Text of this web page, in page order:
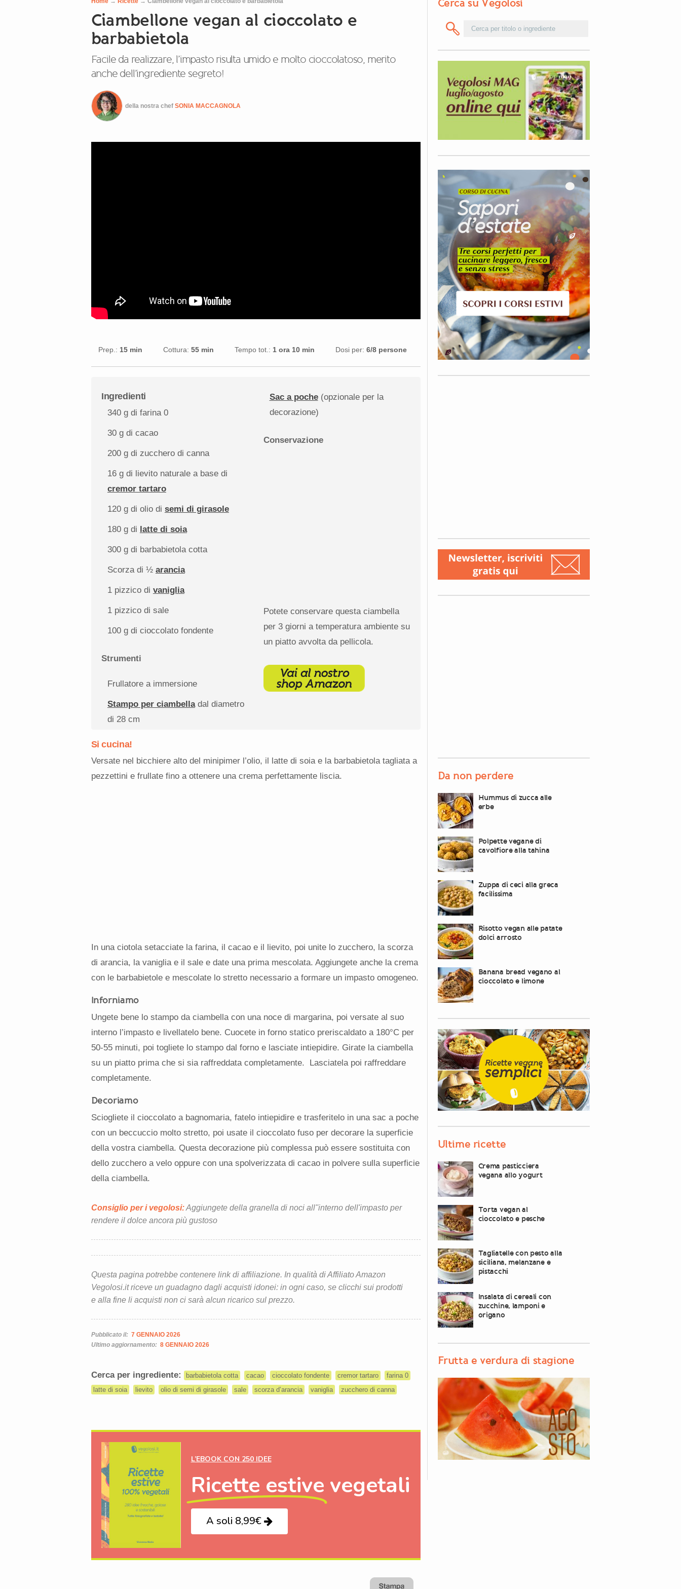
Ciambellone vegan al cioccolato e
barbabietola
Facile da realizzare, l’impasto risulta umido e molto cioccolatoso, merito
anche dell’ingrediente segreto!
della nostra chef SONIA MACCAGNOLA
Prep.: 15 min Cottura: 55 min Tempo tot.: 1 ora 10 min Dosi per: 6/8 persone
Ingredienti
340 gdi farina 0
30 gdi cacao
200 gdi zucchero di canna
16 gdi lievito naturale a base di
cremor tartaro
120 gdi olio di semi di girasole
180 gdi latte di soia
300 gdi barbabietola cotta
Scorza di ½ arancia
1pizzico di vaniglia
1pizzico di sale
100 gdi cioccolato fondente
Strumenti
Frullatore a immersione
Stampo per ciambelladal diametro
di 28 cm
Sac a poche(opzionale per la
decorazione)
Conservazione
Potete conservare questa ciambella
per 3 giorni a temperatura ambiente su
un piatto avvolta da pellicola.
Si cucina!
Versate nel bicchiere alto del minipimer l’olio, il latte di soia e la barbabietola tagliata a
pezzettini e frullate fino a ottenere una crema perfettamente liscia.
In una ciotola setacciate la farina, il cacao e il lievito, poi unite lo zucchero, la scorza
di arancia, la vaniglia e il sale e date una prima mescolata. Aggiungete anche la crema
con le barbabietole e mescolate lo stretto necessario a formare un impasto omogeneo.
Inforniamo
Ungete bene lo stampo da ciambella con una noce di margarina, poi versate al suo
interno l’impasto e livellatelo bene. Cuocete in forno statico preriscaldato a 180°C per
50-55 minuti, poi togliete lo stampo dal forno e lasciate intiepidire. Girate la ciambella
su un piatto prima che si sia raffreddata completamente. Lasciatela poi raffreddare
completamente.
Decoriamo
Sciogliete il cioccolato a bagnomaria, fatelo intiepidire e trasferitelo in una sac a poche
con un beccuccio molto stretto, poi usate il cioccolato fuso per decorare la superficie
della vostra ciambella. Questa decorazione più complessa può essere sostituita con
dello zucchero a velo oppure con una spolverizzata di cacao in polvere sulla superficie
della ciambella.
Consiglio per i vegolosi:Aggiungete della granella di noci all''interno dell'impasto per
rendere il dolce ancora più gustoso
Questa pagina potrebbe contenere link di affiliazione. In qualità di Affiliato Amazon
Vegolosi.it riceve un guadagno dagli acquisti idonei: in ogni caso, se clicchi sui prodotti
e alla fine li acquisti non ci sarà alcun ricarico sul prezzo.
Pubblicato il: 7 GENNAIO 2026
Ultimo aggiornamento: 8 GENNAIO 2026
Cerca per ingrediente: barbabietola cotta cacao cioccolato fondente cremor tartaro
farina 0
latte di soia
lievito olio di semi di girasole sale scorza d’arancia vaniglia zucchero di canna
L’EBOOK CON 250 IDEE
Ricette estive vegetali
A soli 8,99€
Cerca su Vegolosi
Da non perdere
Hummus di zucca alle
erbe
Polpette vegane di
cavolfiore alla tahina
Zuppa di ceci alla greca
facilissima
Risotto vegan alle patate
dolci arrosto
Banana bread vegano al
cioccolato e limone
Ultime ricette
Crema pasticciera
vegana allo yogurt
Torta vegan al
cioccolato e pesche
Tagliatelle con pesto alla
siciliana, melanzane e
pistacchi
Insalata di cereali con
zucchine, lamponi e
origano
Frutta e verdura di stagione